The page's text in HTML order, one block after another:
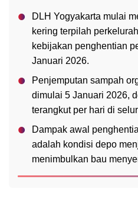
DLH Yogyakarta mulai
kering terpilah
kebijakan penghentian
Januari 2026.
Penjemputan sampah
dimulai 5 Januari 2026,
terangkut per hari di
Dampak awal
adalah kondisi depo
menimbulkan bau